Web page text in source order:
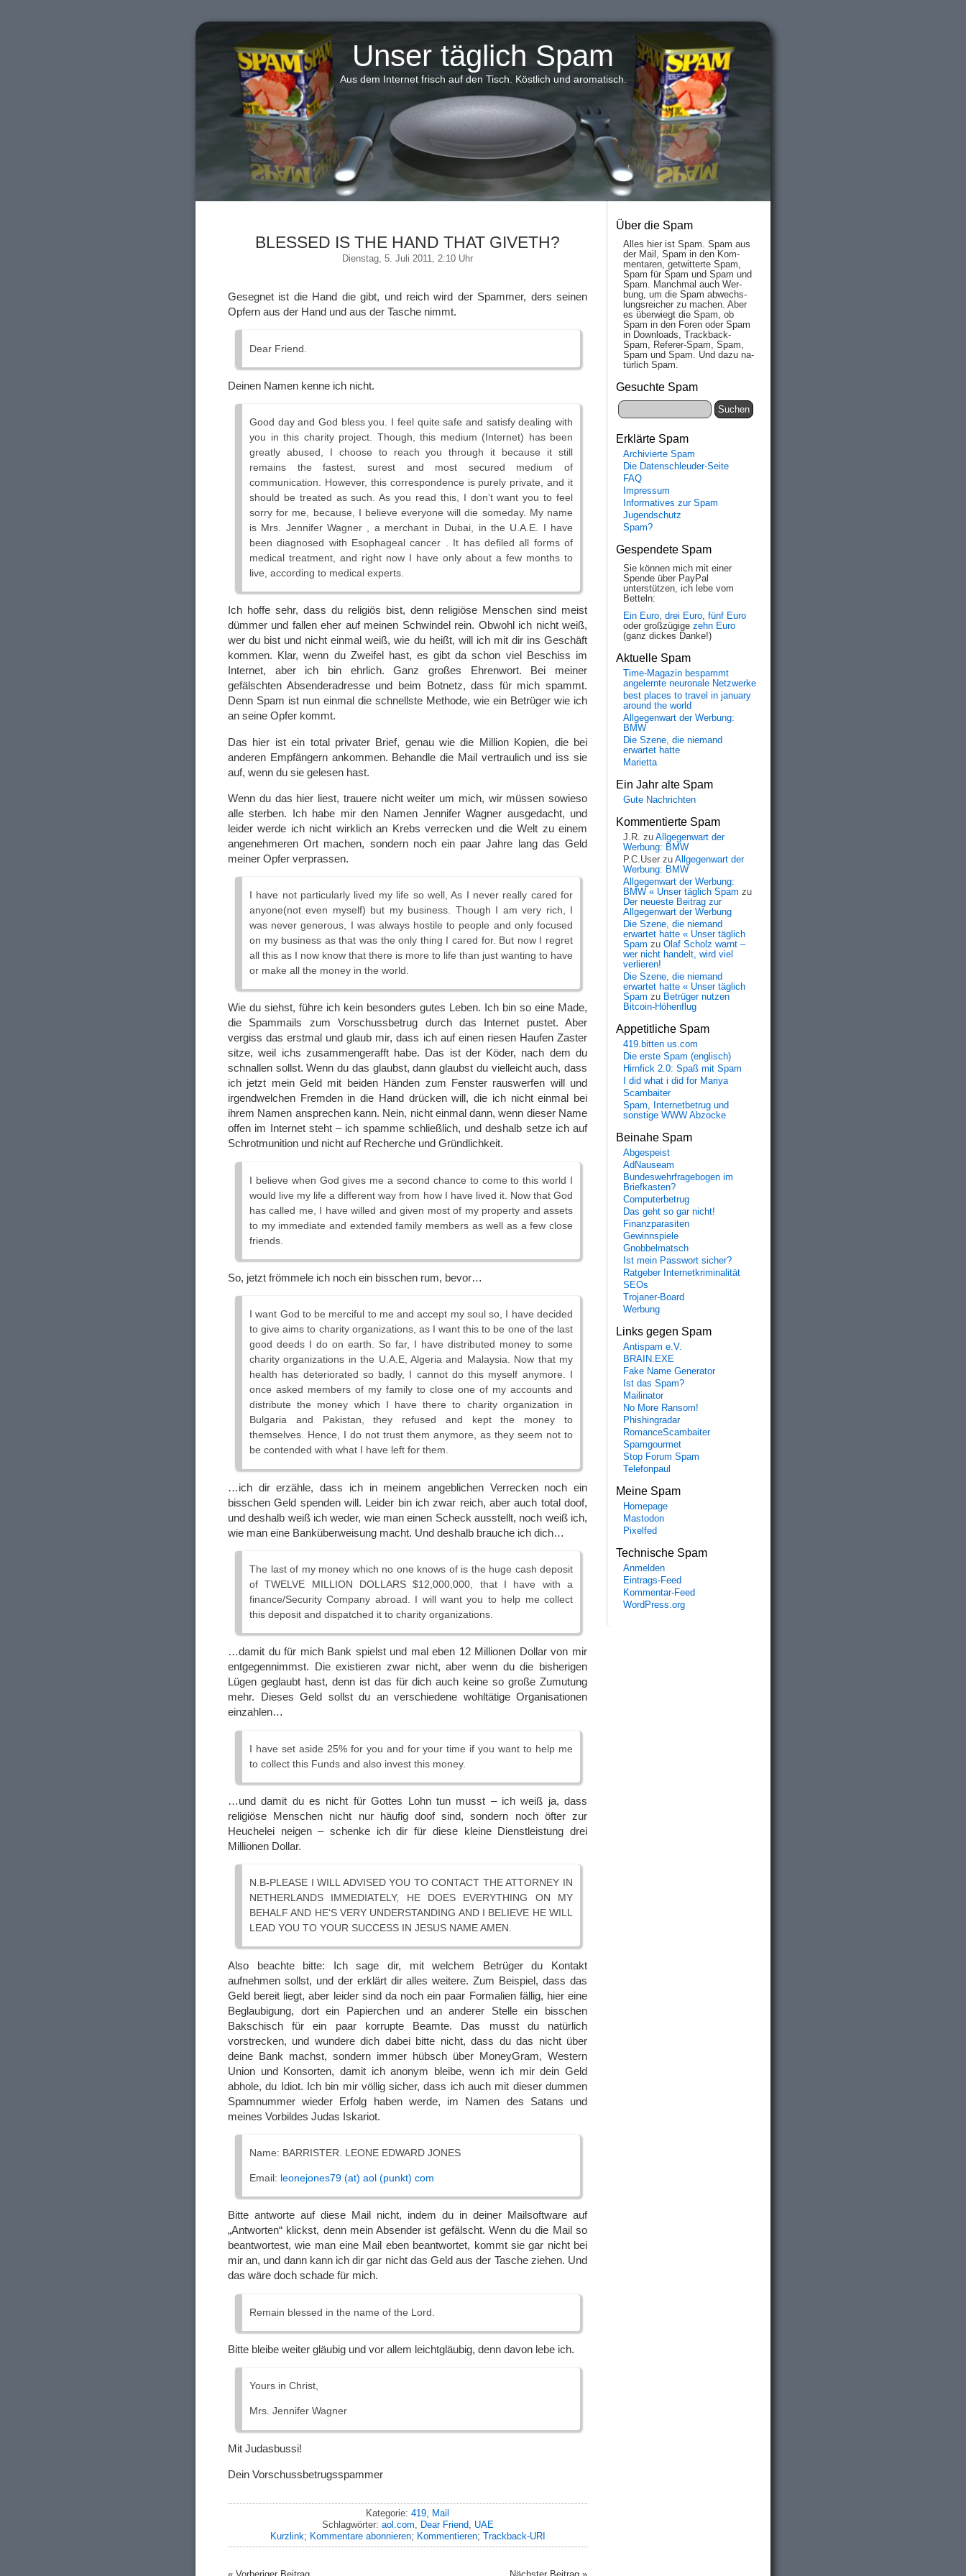
Unser täglich Spam
Aus dem Internet frisch auf den Tisch. Köstlich und aromatisch.
BLESSED IS THE HAND THAT GIVETH?
Dienstag, 5. Juli 2011, 2:10 Uhr
Gesegnet ist die Hand die gibt, und reich wird der Spammer, ders seinen
Opfern aus der Hand und aus der Tasche nimmt.
Dear Friend.
Deinen Namen kenne ich nicht.
Good day and God bless you. I feel quite safe and satisfy dealing with
you in this charity project. Though, this medium (Internet) has been
greatly abused, I choose to reach you through it because it still
remains the fastest, surest and most secured medium of
communication. However, this correspondence is purely private, and it
should be treated as such. As you read this, I don’t want you to feel
sorry for me, because, I believe everyone will die someday. My name
is Mrs. Jennifer Wagner , a merchant in Dubai, in the U.A.E. I have
been diagnosed with Esophageal cancer . It has defiled all forms of
medical treatment, and right now I have only about a few months to
live, according to medical experts.
Ich hoffe sehr, dass du religiös bist, denn religiöse Menschen sind meist
dümmer und fallen eher auf meinen Schwindel rein. Obwohl ich nicht weiß,
wer du bist und nicht einmal weiß, wie du heißt, will ich mit dir ins Geschäft
kommen. Klar, wenn du Zweifel hast, es gibt da schon viel Beschiss im
Internet, aber ich bin ehrlich. Ganz großes Ehrenwort. Bei meiner
gefälschten Absenderadresse und beim Botnetz, dass für mich spammt.
Denn Spam ist nun einmal die schnellste Methode, wie ein Betrüger wie ich
an seine Opfer kommt.
Das hier ist ein total privater Brief, genau wie die Million Kopien, die bei
anderen Empfängern ankommen. Behandle die Mail vertraulich und iss sie
auf, wenn du sie gelesen hast.
Wenn du das hier liest, trauere nicht weiter um mich, wir müssen sowieso
alle sterben. Ich habe mir den Namen Jennifer Wagner ausgedacht, und
leider werde ich nicht wirklich an Krebs verrecken und die Welt zu einem
angenehmeren Ort machen, sondern noch ein paar Jahre lang das Geld
meiner Opfer verprassen.
I have not particularly lived my life so well, As I never really cared for
anyone(not even myself) but my business. Though I am very rich, I
was never generous, I was always hostile to people and only focused
on my business as that was the only thing I cared for. But now I regret
all this as I now know that there is more to life than just wanting to have
or make all the money in the world.
Wie du siehst, führe ich kein besonders gutes Leben. Ich bin so eine Made,
die Spammails zum Vorschussbetrug durch das Internet pustet. Aber
vergiss das erstmal und glaub mir, dass ich auf einen riesen Haufen Zaster
sitze, weil ichs zusammengerafft habe. Das ist der Köder, nach dem du
schnallen sollst. Wenn du das glaubst, dann glaubst du vielleicht auch, dass
ich jetzt mein Geld mit beiden Händen zum Fenster rauswerfen will und
irgendwelchen Fremden in die Hand drücken will, die ich nicht einmal bei
ihrem Namen ansprechen kann. Nein, nicht einmal dann, wenn dieser Name
offen im Internet steht – ich spamme schließlich, und deshalb setze ich auf
Schrotmunition und nicht auf Recherche und Gründlichkeit.
I believe when God gives me a second chance to come to this world I
would live my life a different way from how I have lived it. Now that God
has called me, I have willed and given most of my property and assets
to my immediate and extended family members as well as a few close
friends.
So, jetzt frömmele ich noch ein bisschen rum, bevor…
I want God to be merciful to me and accept my soul so, I have decided
to give aims to charity organizations, as I want this to be one of the last
good deeds I do on earth. So far, I have distributed money to some
charity organizations in the U.A.E, Algeria and Malaysia. Now that my
health has deteriorated so badly, I cannot do this myself anymore. I
once asked members of my family to close one of my accounts and
distribute the money which I have there to charity organization in
Bulgaria and Pakistan, they refused and kept the money to
themselves. Hence, I do not trust them anymore, as they seem not to
be contended with what I have left for them.
…ich dir erzähle, dass ich in meinem angeblichen Verrecken noch ein
bisschen Geld spenden will. Leider bin ich zwar reich, aber auch total doof,
und deshalb weiß ich weder, wie man einen Scheck ausstellt, noch weiß ich,
wie man eine Banküberweisung macht. Und deshalb brauche ich dich…
The last of my money which no one knows of is the huge cash deposit
of TWELVE MILLION DOLLARS $12,000,000, that I have with a
finance/Security Company abroad. I will want you to help me collect
this deposit and dispatched it to charity organizations.
…damit du für mich Bank spielst und mal eben 12 Millionen Dollar von mir
entgegennimmst. Die existieren zwar nicht, aber wenn du die bisherigen
Lügen geglaubt hast, denn ist das für dich auch keine so große Zumutung
mehr. Dieses Geld sollst du an verschiedene wohltätige Organisationen
einzahlen…
I have set aside 25% for you and for your time if you want to help me
to collect this Funds and also invest this money.
…und damit du es nicht für Gottes Lohn tun musst – ich weiß ja, dass
religiöse Menschen nicht nur häufig doof sind, sondern noch öfter zur
Heuchelei neigen – schenke ich dir für diese kleine Dienstleistung drei
Millionen Dollar.
N.B-PLEASE I WILL ADVISED YOU TO CONTACT THE ATTORNEY IN
NETHERLANDS IMMEDIATELY, HE DOES EVERYTHING ON MY
BEHALF AND HE‘S VERY UNDERSTANDING AND I BELIEVE HE WILL
LEAD YOU TO YOUR SUCCESS IN JESUS NAME AMEN.
Also beachte bitte: Ich sage dir, mit welchem Betrüger du Kontakt
aufnehmen sollst, und der erklärt dir alles weitere. Zum Beispiel, dass das
Geld bereit liegt, aber leider sind da noch ein paar Formalien fällig, hier eine
Beglaubigung, dort ein Papierchen und an anderer Stelle ein bisschen
Bakschisch für ein paar korrupte Beamte. Das musst du natürlich
vorstrecken, und wundere dich dabei bitte nicht, dass du das nicht über
deine Bank machst, sondern immer hübsch über MoneyGram, Western
Union und Konsorten, damit ich anonym bleibe, wenn ich mir dein Geld
abhole, du Idiot. Ich bin mir völlig sicher, dass ich auch mit dieser dummen
Spamnummer wieder Erfolg haben werde, im Namen des Satans und
meines Vorbildes Judas Iskariot.
Name: BARRISTER. LEONE EDWARD JONES
Email: leonejones79 (at) aol (punkt) com
Bitte antworte auf diese Mail nicht, indem du in deiner Mailsoftware auf
„Antworten“ klickst, denn mein Absender ist gefälscht. Wenn du die Mail so
beantwortest, wie man eine Mail eben beantwortet, kommt sie gar nicht bei
mir an, und dann kann ich dir gar nicht das Geld aus der Tasche ziehen. Und
das wäre doch schade für mich.
Remain blessed in the name of the Lord.
Bitte bleibe weiter gläubig und vor allem leichtgläubig, denn davon lebe ich.
Yours in Christ,
Mrs. Jennifer Wagner
Mit Judasbussi!
Dein Vorschussbetrugsspammer
Kategorie: 419
Mail
Schlagwörter: aol.com Dear Friend
UAE
Kurzlink; Kommentare abonnieren; Kommentieren; Trackback-URI
Über die Spam
Alles hier ist Spam. Spam aus
der Mail, Spam in den Kom­
men­taren, ge­twit­ter­te Spam,
Spam für Spam und Spam und
Spam. Manch­mal auch Wer­
bung, um die Spam ab­wechs­
lungs­reich­er zu mach­en. Aber
es über­wiegt die Spam, ob
Spam in den Fo­ren oder Spam
in Down­loads, Track­back-
Spam, Re­fe­rer-Spam, Spam,
Spam und Spam. Und da­zu na­
tür­lich Spam.
Gesuchte Spam
Erklärte Spam
Archivierte Spam
Die Datenschleuder-Seite
FAQ
Impressum
Informatives zur Spam
Jugendschutz
Spam?
Gespendete Spam
Sie können mich mit einer
Spende über PayPal
unterstützen, ich lebe vom
Betteln:
Ein Euro, drei Euro, fünf Euro
oder großzügige zehn Euro
(ganz dickes Danke!)
Aktuelle Spam
Time-Magazin bespammt
angelernte neuronale Netzwerke
best places to travel in january
around the world
Allgegenwart der Werbung:
BMW
Die Szene, die niemand
erwartet hatte
Marietta
Ein Jahr alte Spam
Gute Nachrichten
Kommentierte Spam
J.R. zu Allgegenwart der
Werbung: BMW
P.C.User zu Allgegenwart der
Werbung: BMW
Allgegenwart der Werbung:
BMW « Unser täglich Spam zu
Der neueste Beitrag zur
Allgegenwart der Werbung
Die Szene, die niemand
erwartet hatte « Unser täglich
Spam zu Olaf Scholz warnt –
wer nicht handelt, wird viel
verlieren!
Die Szene, die niemand
erwartet hatte « Unser täglich
Spam zu Betrüger nutzen
Bitcoin-Höhenflug
Appetitliche Spam
419.bitten us.com
Die erste Spam (englisch)
Hirnfick 2.0: Spaß mit Spam
I did what i did for Mariya
Scambaiter
Spam, Internetbetrug und
sonstige WWW Abzocke
Beinahe Spam
Abgespeist
AdNauseam
Bundeswehrfragebogen im
Briefkasten?
Computerbetrug
Das geht so gar nicht!
Finanzparasiten
Gewinnspiele
Gnobbelmatsch
Ist mein Passwort sicher?
Ratgeber Internetkriminalität
SEOs
Trojaner-Board
Werbung
Links gegen Spam
Antispam e.V.
BRAIN.EXE
Fake Name Generator
Ist das Spam?
Mailinator
No More Ransom!
Phishingradar
RomanceScambaiter
Spamgourmet
Stop Forum Spam
Telefonpaul
Meine Spam
Homepage
Mastodon
Pixelfed
Technische Spam
Anmelden
Eintrags-Feed
Kommentar-Feed
WordPress.org